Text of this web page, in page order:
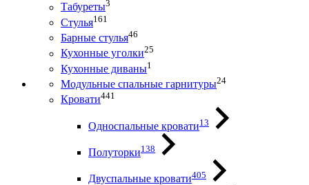
Табуреты3
Стулья161
Барные стулья46
Кухонные уголки25
Кухонные диваны1
Модульные спальные гарнитуры24
Кровати441
Односпальные кровати13
Полуторки138
Двуспальные кровати405